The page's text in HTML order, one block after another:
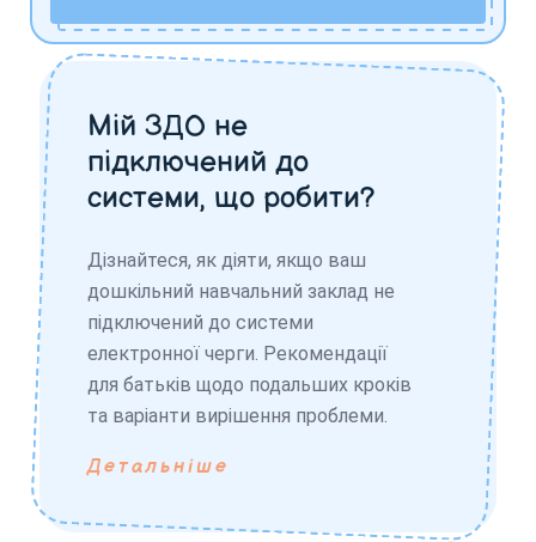
Мій ЗДО не
підключений до
системи, що робити?
Дізнайтеся, як діяти, якщо ваш
дошкільний навчальний заклад не
підключений до системи
електронної черги. Рекомендації
для батьків щодо подальших кроків
та варіанти вирішення проблеми.
Детальніше